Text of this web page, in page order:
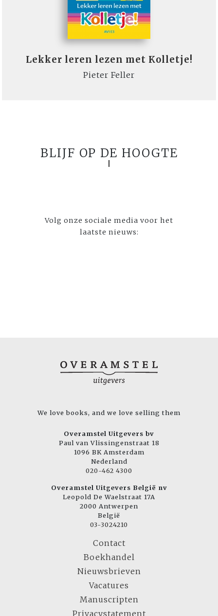
Lekker leren lezen met Kolletje!
Pieter Feller
BLIJF OP DE HOOGTE
Volg onze sociale media voor het
laatste nieuws:
We love books, and we love selling them
Overamstel Uitgevers bv
Paul van Vlissingenstraat 18
1096 BK Amsterdam
Nederland
020-462 4300
Overamstel Uitgevers België nv
Leopold De Waelstraat 17A
2000 Antwerpen
België
03-3024210
Contact
Boekhandel
Nieuwsbrieven
Vacatures
Manuscripten
Privacystatement